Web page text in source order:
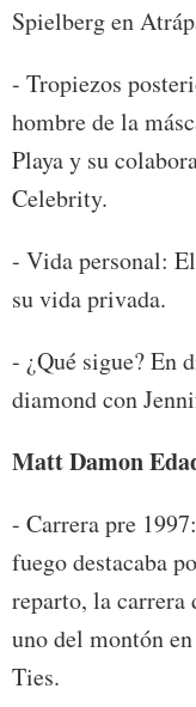
Spielberg en
- Tropiezos
hombre de la
Playa y su
Celebrity.
- Vida personal:
su vida privada.
- ¿Qué sigue? En
diamond con
Matt Damon
- Carrera pre
fuego destacaba
reparto, la carrera
uno del montón
Ties.